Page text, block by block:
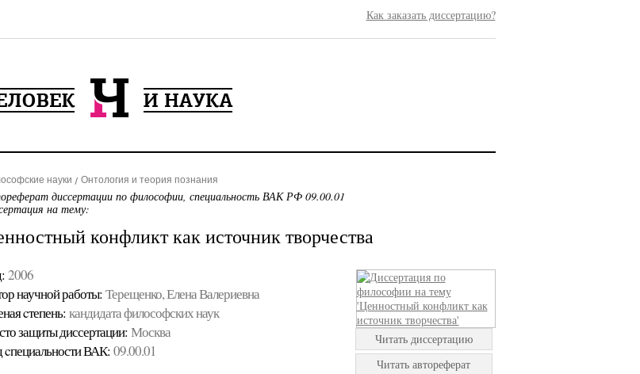
Как заказать диссертацию?
науки Онтология и теория познания
диссертации по философии, специальность ВАК РФ 09.00.01
на тему:
конфликт как источник творчества
2006
научной работы: Терещенко, Елена Валериевна
cтепень: кандидата философских наук
защиты диссертации: Москва
cпециальности ВАК: 09.00.01
Читать диссертацию
Читать автореферат